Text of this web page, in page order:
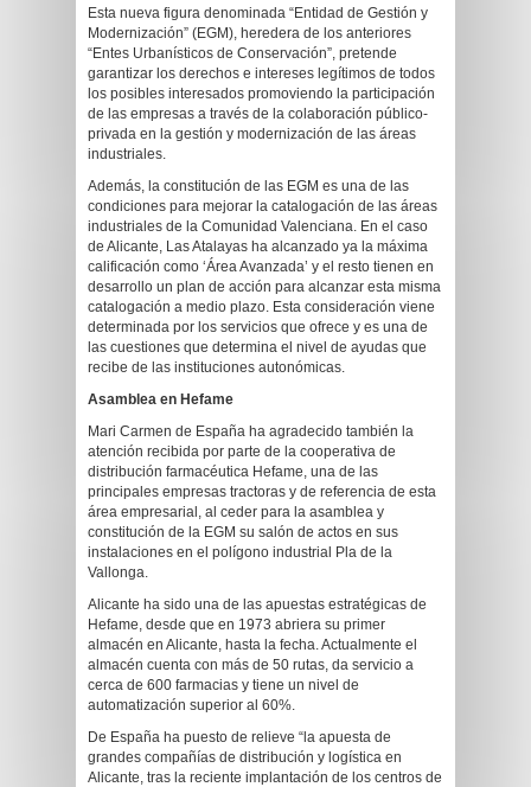
Esta nueva figura denominada “Entidad de Gestión y
Modernización” (EGM), heredera de los anteriores
“Entes Urbanísticos de Conservación”, pretende
garantizar los derechos e intereses legítimos de todos
los posibles interesados promoviendo la participación
de las empresas a través de la colaboración público-
privada en la gestión y modernización de las áreas
industriales.
Además, la constitución de las EGM es una de las
condiciones para mejorar la catalogación de las áreas
industriales de la Comunidad Valenciana. En el caso
de Alicante, Las Atalayas ha alcanzado ya la máxima
calificación como ‘Área Avanzada’ y el resto tienen en
desarrollo un plan de acción para alcanzar esta misma
catalogación a medio plazo. Esta consideración viene
determinada por los servicios que ofrece y es una de
las cuestiones que determina el nivel de ayudas que
recibe de las instituciones autonómicas.
Asamblea en Hefame
Mari Carmen de España ha agradecido también la
atención recibida por parte de la cooperativa de
distribución farmacéutica Hefame, una de las
principales empresas tractoras y de referencia de esta
área empresarial, al ceder para la asamblea y
constitución de la EGM su salón de actos en sus
instalaciones en el polígono industrial Pla de la
Vallonga.
Alicante ha sido una de las apuestas estratégicas de
Hefame, desde que en 1973 abriera su primer
almacén en Alicante, hasta la fecha. Actualmente el
almacén cuenta con más de 50 rutas, da servicio a
cerca de 600 farmacias y tiene un nivel de
automatización superior al 60%.
De España ha puesto de relieve “la apuesta de
grandes compañías de distribución y logística en
Alicante, tras la reciente implantación de los centros de